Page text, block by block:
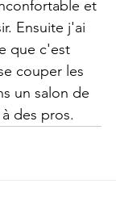
et
Ensuite j'ai
que c'est
couper les
un salon de
des pros.